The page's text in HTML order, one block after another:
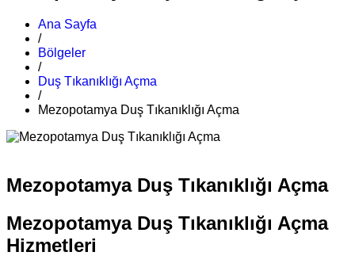
Ana Sayfa
/
Bölgeler
/
Duş Tıkanıklığı Açma
/
Mezopotamya Duş Tıkanıklığı Açma
Mezopotamya Duş Tıkanıklığı Açma
Mezopotamya Duş Tıkanıklığı Açma
Hizmetleri